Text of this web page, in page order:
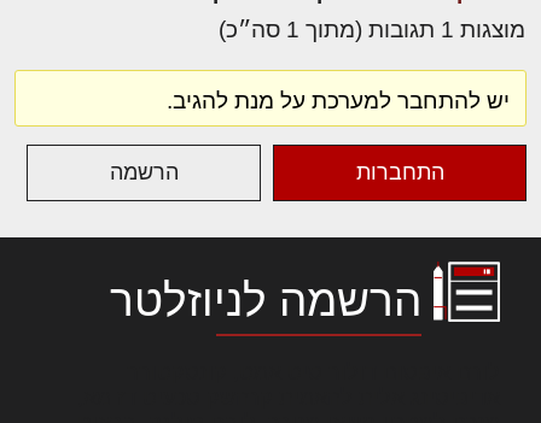
מוצגות 1 תגובות (מתוך 1 סה״כ)
יש להתחבר למערכת על מנת להגיב.
התחברות הרשמה
הרשמה לניוזלטר